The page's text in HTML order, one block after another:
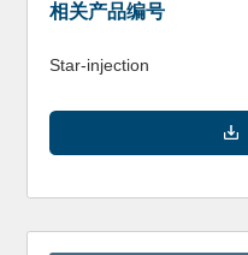
相关产品编号
Star-injection